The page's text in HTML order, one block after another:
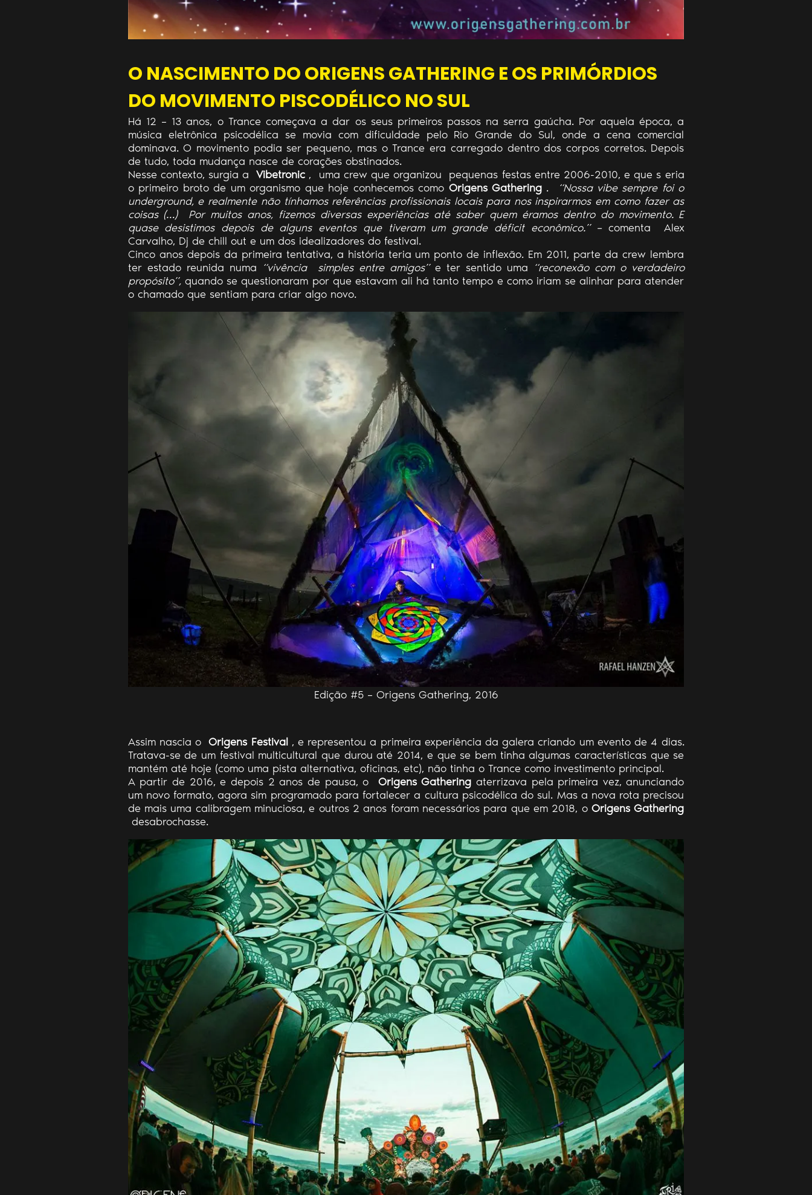
O NASCIMENTO DO ORIGENS GATHERING E OS PRIMÓRDIOS
DO MOVIMENTO PISCODÉLICO NO SUL
Há 12 – 13 anos, o Trance começava a dar os seus primeiros passos na serra gaúcha. Por aquela época, a
música eletrônica psicodélica se movia com dificuldade pelo Rio Grande do Sul, onde a cena comercial
dominava. O movimento podia ser pequeno, mas o Trance era carregado dentro dos corpos corretos. Depois
de tudo, toda mudança nasce de corações obstinados.
Nesse contexto, surgia aVibetronic , uma crew que organizou pequenas festas entre 2006-2010, e que s eria
o primeiro broto de um organismo que hoje conhecemos como Origens Gathering .
“Nossa vibe sempre foi o
underground, e realmente não tínhamos referências profissionais locais para nos inspirarmos em como fazer as
coisas (…)
Por muitos anos, fizemos diversas experiências até saber quem éramos dentro do movimento. E
quase desistimos depois de alguns eventos que tiveram um grande déficit econômico.” – comenta
Alex
Carvalho, Dj de chill out e um dos idealizadores do festival.
Cinco anos depois da primeira tentativa, a história teria um ponto de inflexão. Em 2011, parte da crew lembra
ter estado reunida numa “vivência simples entre amigos”e ter sentido uma “reconexão com o verdadeiro
propósito”,quando se questionaram por que estavam ali há tanto tempo e como iriam se alinhar para atender
o chamado que sentiam para criar algo novo.
Edição #5 – Origens Gathering, 2016
Assim nascia oOrigens Festival, e representou a primeira experiência da galera criando um evento de 4 dias.
Tratava-se de um festival multicultural que durou até 2014, e que se bem tinha algumas características que se
mantém até hoje (como uma pista alternativa, oficinas, etc), não tinha o Trance como investimento principal.
A partir de 2016, e depois 2 anos de pausa, o Origens Gathering aterrizava pela primeira vez, anunciando
um novo formato, agora sim programado para fortalecer a cultura psicodélica do sul. Mas a nova rota precisou
de mais uma calibragem minuciosa, e outros 2 anos foram necessários para que em 2018, oOrigens Gathering
desabrochasse.